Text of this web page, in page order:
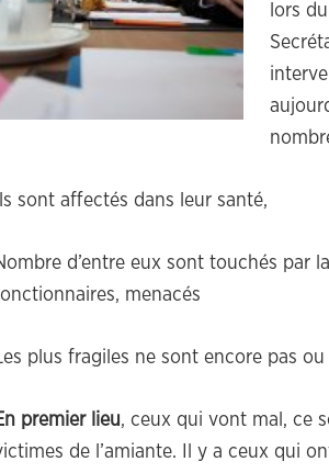
lors
Ils sont affectés dans leur santé,
d’entre eux sont touchés par
menacés
plus fragiles ne sont encore pas
premier lieu, ceux qui vont mal, ce
de l’amiante. Il y a ceux qui